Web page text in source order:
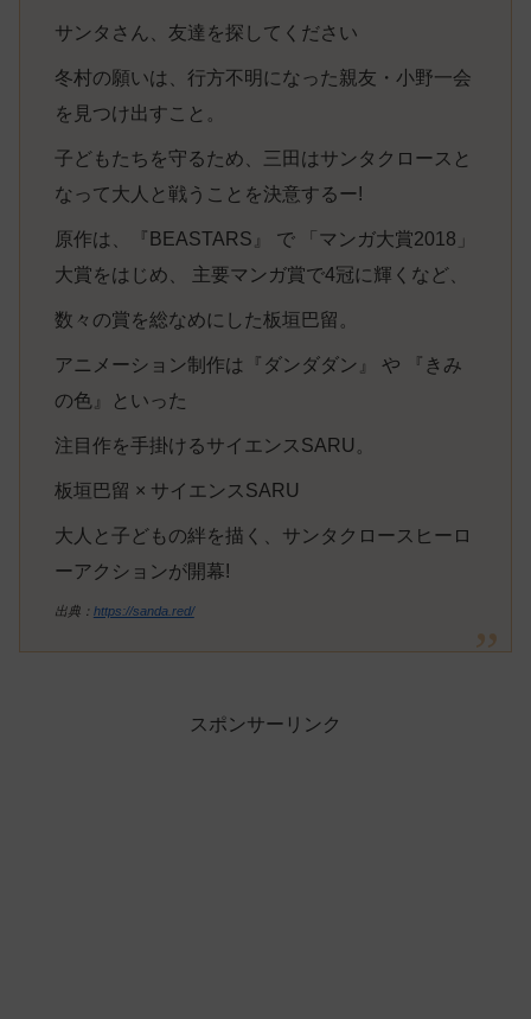
サンタさん、友達を探してください
冬村の願いは、行方不明になった親友・小野一会
を見つけ出すこと。
子どもたちを守るため、三田はサンタクロースと
なって大人と戦うことを決意するー!
原作は、『BEASTARS』 で 「マンガ大賞2018」
大賞をはじめ、 主要マンガ賞で4冠に輝くなど、
数々の賞を総なめにした板垣巴留。
アニメーション制作は『ダンダダン』 や 『きみ
の色』といった
注目作を手掛けるサイエンスSARU。
板垣巴留 × サイエンスSARU
大人と子どもの絆を描く、サンタクロースヒーロ
ーアクションが開幕!
出典： https://sanda.red/
スポンサーリンク